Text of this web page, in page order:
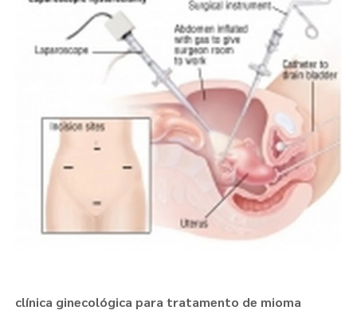
clínica ginecológica para tratamento de mioma